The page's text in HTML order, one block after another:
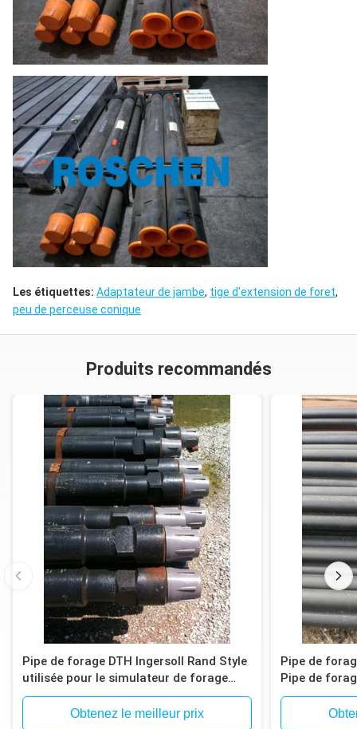
Intégrale
standard
-
Barre
d'AISI
4137H
110000
Les étiquettes: Adaptateur de jambe, tige d'extension de foret,
peu de perceuse conique
Produits recommandés
Pipe de forage DTH Ingersoll Rand Style
utilisée pour le simulateur de forage
Atlas Copco T4W, T685
Obtenez le meilleur prix
Pipe de
Pipe de